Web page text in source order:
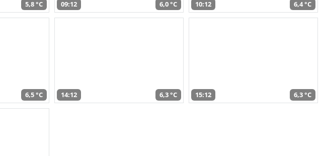
5,8 °C 09:12 6,0 °C 10:12 6,4 °C
6,5 °C 14:12 6,3 °C 15:12 6,3 °C